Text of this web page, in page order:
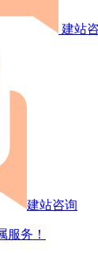
建站
建站咨询
服务！